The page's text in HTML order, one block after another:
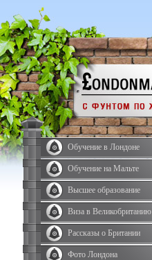
Обучение в Лондоне
Обучение на Мальте
Высшее образование
Виза в Великобританию
Рассказы о Британии
Фото Лондона